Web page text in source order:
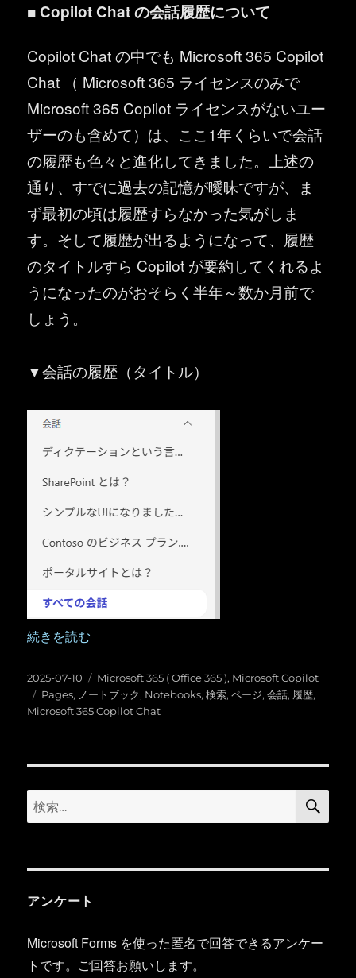
■ Copilot Chat の会話履歴について
Copilot Chat の中でも Microsoft 365 Copilot
Chat （ Microsoft 365 ライセンスのみで
Microsoft 365 Copilot ライセンスがないユー
ザーのも含めて）は、ここ1年くらいで会話
の履歴も色々と進化してきました。上述の
通り、すでに過去の記憶が曖昧ですが、ま
ず最初の頃は履歴すらなかった気がしま
す。そして履歴が出るようになって、履歴
のタイトルすら Copilot が要約してくれるよ
うになったのがおそらく半年～数か月前で
しょう。
▼会話の履歴（タイトル）
“Microsoft 365 Copilot Chat の会話履歴と検索” の
続きを読む
投
稿
日:
2025-07-10
カ
テ
ゴ
Microsoft 365 ( Office 365 ), Microsoft Copilot
タ
グ
Pages, ノートブック, Notebooks,検索,ページ,会話, 履歴,
Microsoft 365 Copilot Chat
検
索:
検
アンケート
Microsoft Forms を使った匿名で回答できるアンケー
トです。ご回答お願いします。